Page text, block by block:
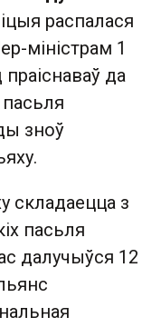
распалася
міністрам 1
да
зноў
складаецца з
пасьля
далучыўся 12